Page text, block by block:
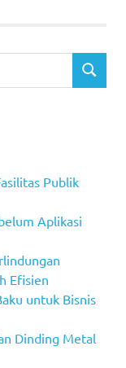
SEARCH
Publik
Aplikasi
Efisien
untuk Bisnis
Dinding Metal